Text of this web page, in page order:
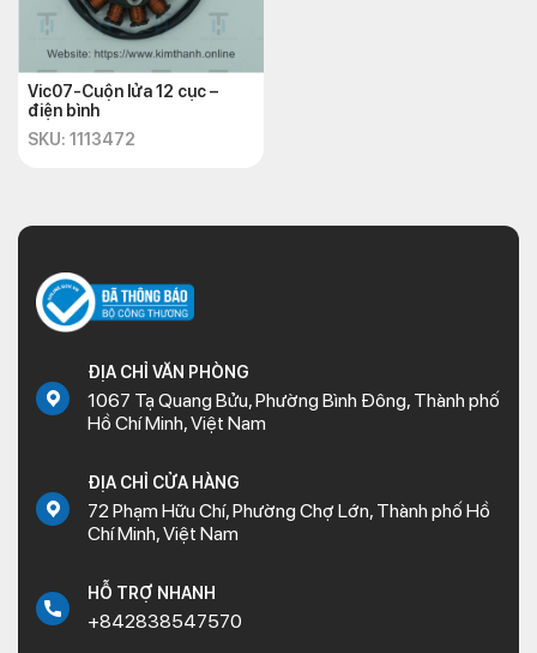
Vic07-Cuộn lửa 12 cục –
điện bình
SKU: 1113472
ĐỊA CHỈ VĂN PHÒNG
1067 Tạ Quang Bửu, Phường Bình Đông, Thành phố
Hồ Chí Minh, Việt Nam
ĐỊA CHỈ CỬA HÀNG
72 Phạm Hữu Chí, Phường Chợ Lớn, Thành phố Hồ
Chí Minh, Việt Nam
HỖ TRỢ NHANH
+842838547570